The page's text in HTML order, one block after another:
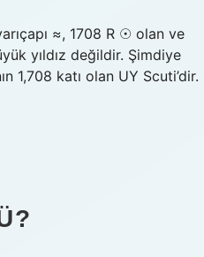
≈, 1708 R ☉ olan ve
yıldız değildir. Şimdiye
1,708 katı olan UY Scuti’dir.